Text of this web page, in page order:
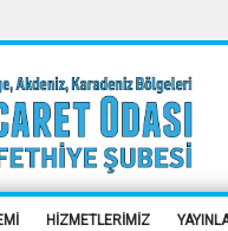
HİZMETLERİMİZ